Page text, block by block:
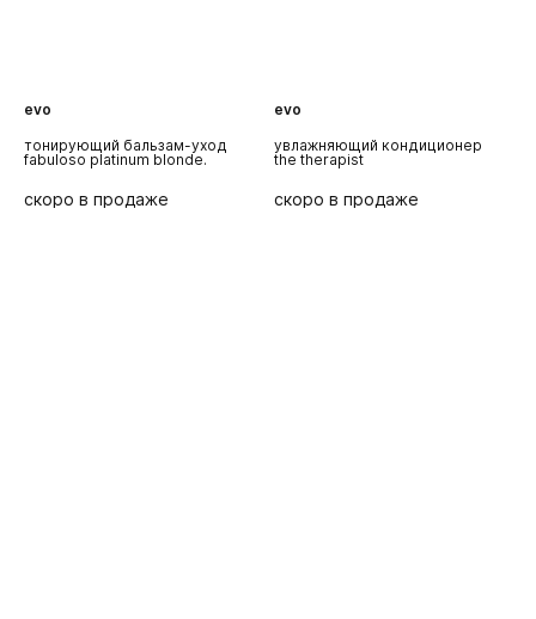
evo
тонирующий бальзам-уход
fabuloso platinum blonde.
скоро в продаже
evo
увлажняющий кондиционер
the therapist
скоро в продаже